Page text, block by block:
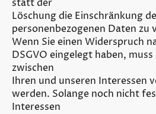
statt der
Löschung die Einschränkung
personenbezogenen Daten zu
Wenn Sie einen Widerspruch
DSGVO eingelegt haben,
zwischen
Ihren und unseren Interessen
werden. Solange noch nicht
Interessen